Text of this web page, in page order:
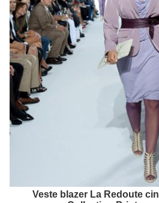
Veste blazer La Redoute